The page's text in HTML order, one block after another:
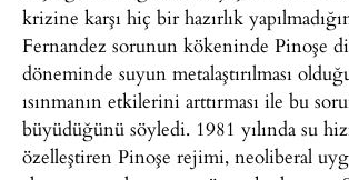
krizine karşı hiç bir hazırlık
Fernandez sorunun kökeninde Pinoşe
döneminde suyun metalaştırılması
ısınmanın etkilerini arttırması ile bu
büyüdüğünü söyledi. 1981 yılında su
özelleştiren Pinoşe rejimi, neoliberal